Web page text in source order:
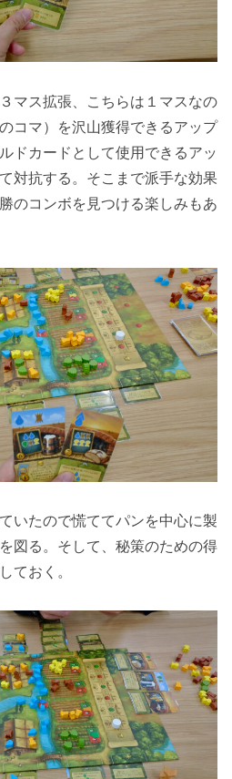
マス拡張、こちらは１マスなの
コマ）を沢山獲得できるアップ
ドカードとして使用できるアッ
対抗する。そこまで派手な効果
のコンボを見つける楽しみもあ
いたので慌ててパンを中心に製
図る。そして、秘策のための得
ておく。